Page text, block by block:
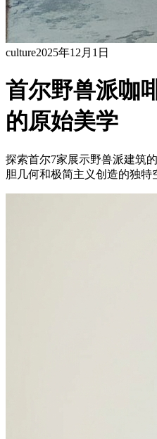
culture2025年12月1日
首尔野兽派咖
的原始美学
探索首尔7家展示野兽派建筑
胆几何和极简主义创造的独特